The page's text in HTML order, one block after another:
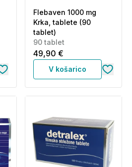
Flebaven 1000 mg
Krka, tablete (90
tablet)
90 tablet
49,90 €
V košarico